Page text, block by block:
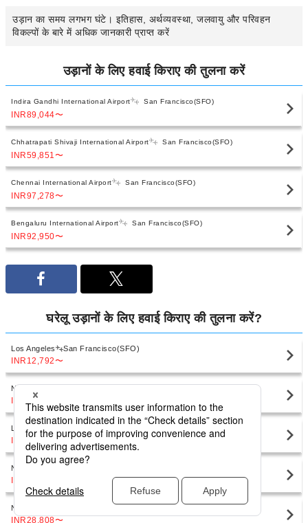
उड़ान का समय लगभग घंटे। इतिहास, अर्थव्यवस्था, जलवायु और परिवहन
विकल्पों के बारे में अधिक जानकारी प्राप्त करें
उड़ानों के लिए हवाई किराए की तुलना करें
Indira Gandhi International Airport San Francisco(SFO)
INR89,044〜
Chhatrapati Shivaji International Airport San Francisco(SFO)
INR59,851 〜
Chennai International Airport San Francisco(SFO)
INR97,278〜
Bengaluru International Airport San Francisco(SFO)
INR92,950〜
घरेलू उड़ानों के लिए हवाई किराए की तुलना करें?
Los Angeles San Francisco(SFO)
INR12,792〜
New York
INR27,861
Las Vegas San Francisco(SFO)
INR22,581 〜
New York San Francisco(SFO)
New York
INR28,808〜